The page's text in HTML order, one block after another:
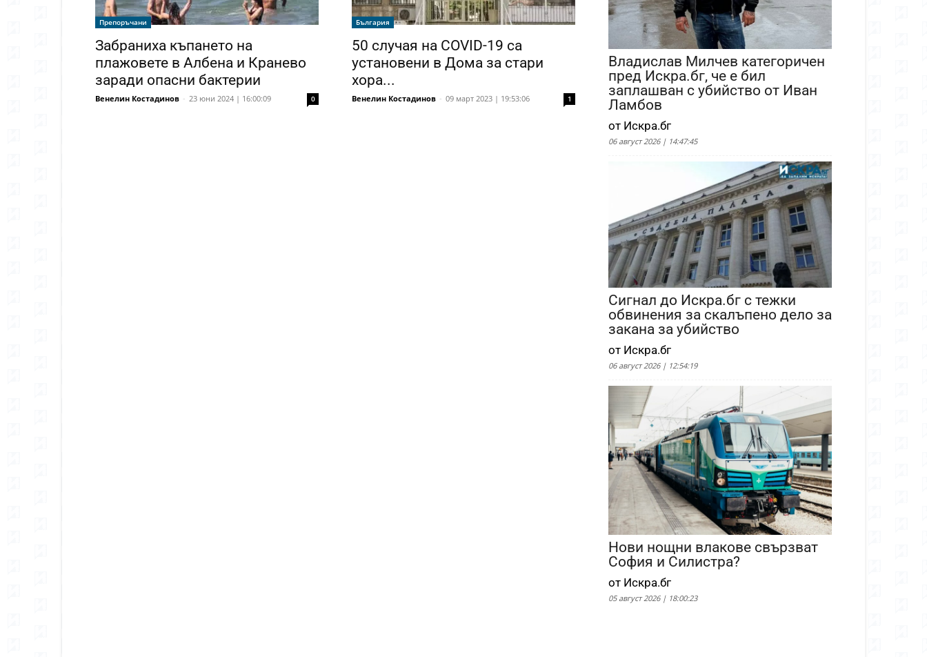
Препоръчани
Забраниха къпането на
плажовете в Албена и Кранево
заради опасни бактерии
Венелин Костадинов - 23 юни 2024 | 16:00:09 0
България
50 случая на COVID-19 са
установени в Дома за стари
хора...
Венелин Костадинов - 09 март 2023 | 19:53:06 1
Владислав Милчев категоричен
пред Искра.бг, че е бил
заплашван с убийство от Иван
Ламбов
от Искра.бг
06 август 2026 | 14:47:45
Сигнал до Искра.бг с тежки
обвинения за скалъпено дело за
закана за убийство
от Искра.бг
06 август 2026 | 12:54:19
Нови нощни влакове свързват
София и Силистра?
от Искра.бг
05 август 2026 | 18:00:23